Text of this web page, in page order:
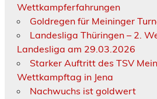
Wettkampferfahrungen
Goldregen für Meininger
Landesliga Thüringen – 2.
Landesliga am 29.03.2026
Starker Auftritt des TSV
Wettkampftag in Jena
Nachwuchs ist goldwert